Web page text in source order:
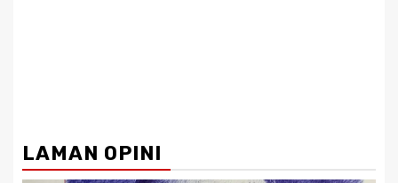
LAMAN OPINI